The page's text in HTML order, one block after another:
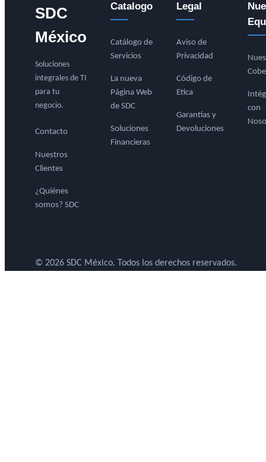
SDC
México
Soluciones
integrales de TI
para tu
negocio.
Contacto
Nuestros
Clientes
¿Quiénes
somos? SDC
Catalogo
Catálogo de
Servicios
La nueva
Página Web
de SDC
Soluciones
Financieras
Legal
Aviso de
Privacidad
Código de
Etica
Garantías y
Devoluciones
con
© 2026 SDC México. Todos los derechos reservados.